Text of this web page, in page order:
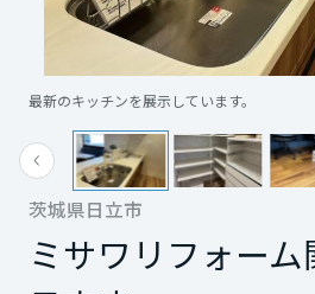
建築事例・建築実例
デザイナーズギャラリー
インテリア
住まいづくりガイド
賃貸併用住宅
店舗・各種施設
土地活用モデルルーム見学
土地活用実例
法人のお客さま
ミサワリフォームとは
リフォームの流れ
リフォームメニュー
リフォーム事例
複合開発・投資開発
複合開発事業（ASMACI-アスマ
再開発・官民連携事業
分譲マンション開発事業
オーナーサポート
サポートメニュー
住まいるりんぐ（ロングサポート
保証制度
企 業・IR情報
企業・IR
展示場・イベント情報
カタログ請求
茨城県日立市
ミサワリフォーム
最新のキッチンを展示しています。
岩手県
宮城県